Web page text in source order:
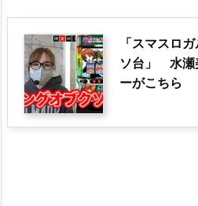
「スマスロ
ソ台」 水瀬
ーがこちら